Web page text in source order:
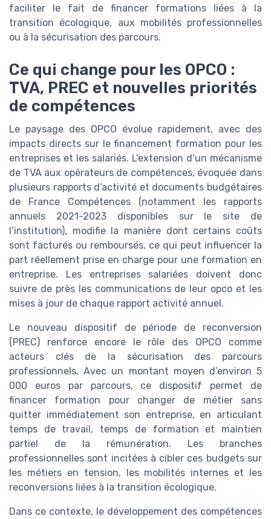
faciliter le fait de financer formations liées à la
transition écologique, aux mobilités professionnelles
ou à la sécurisation des parcours.
Ce qui change pour les OPCO :
TVA, PREC et nouvelles priorités
de compétences
Le paysage des OPCO évolue rapidement, avec des
impacts directs sur le financement formation pour les
entreprises et les salariés. L’extension d’un mécanisme
de TVA aux opérateurs de compétences, évoquée dans
plusieurs rapports d’activité et documents budgétaires
de France Compétences (notamment les rapports
annuels 2021-2023 disponibles sur le site de
l’institution), modifie la manière dont certains coûts
sont facturés ou remboursés, ce qui peut influencer la
part réellement prise en charge pour une formation en
entreprise. Les entreprises salariées doivent donc
suivre de près les communications de leur opco et les
mises à jour de chaque rapport activité annuel.
Le nouveau dispositif de période de reconversion
(PREC) renforce encore le rôle des OPCO comme
acteurs clés de la sécurisation des parcours
professionnels. Avec un montant moyen d’environ 5
000 euros par parcours, ce dispositif permet de
financer formation pour changer de métier sans
quitter immédiatement son entreprise, en articulant
temps de travail, temps de formation et maintien
partiel de la rémunération. Les branches
professionnelles sont incitées à cibler ces budgets sur
les métiers en tension, les mobilités internes et les
reconversions liées à la transition écologique.
Dans ce contexte, le développement des compétences